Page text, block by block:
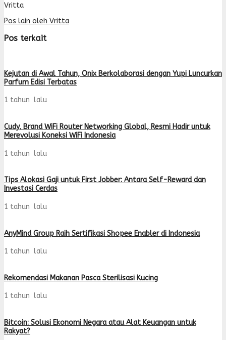
Vritta
Pos lain oleh Vritta
Pos terkait
Kejutan di Awal Tahun, Onix Berkolaborasi dengan Yupi Luncurkan
Parfum Edisi Terbatas
1 tahun lalu
Cudy, Brand WiFi Router Networking Global, Resmi Hadir untuk
Merevolusi Koneksi WiFi Indonesia
1 tahun lalu
Tips Alokasi Gaji untuk First Jobber: Antara Self-Reward dan
Investasi Cerdas
1 tahun lalu
AnyMind Group Raih Sertifikasi Shopee Enabler di Indonesia
1 tahun lalu
Rekomendasi Makanan Pasca Sterilisasi Kucing
1 tahun lalu
Bitcoin: Solusi Ekonomi Negara atau Alat Keuangan untuk
Rakyat?